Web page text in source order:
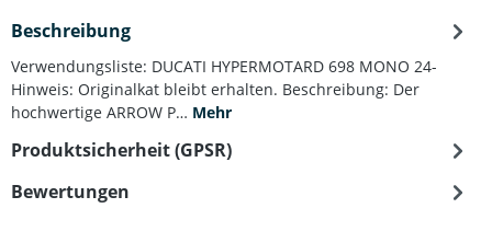
Beschreibung
Verwendungsliste: DUCATI HYPERMOTARD 698 MONO 24-
Hinweis: Originalkat bleibt erhalten. Beschreibung: Der
hochwertige ARROW P… Mehr
Produktsicherheit (GPSR)
Bewertungen